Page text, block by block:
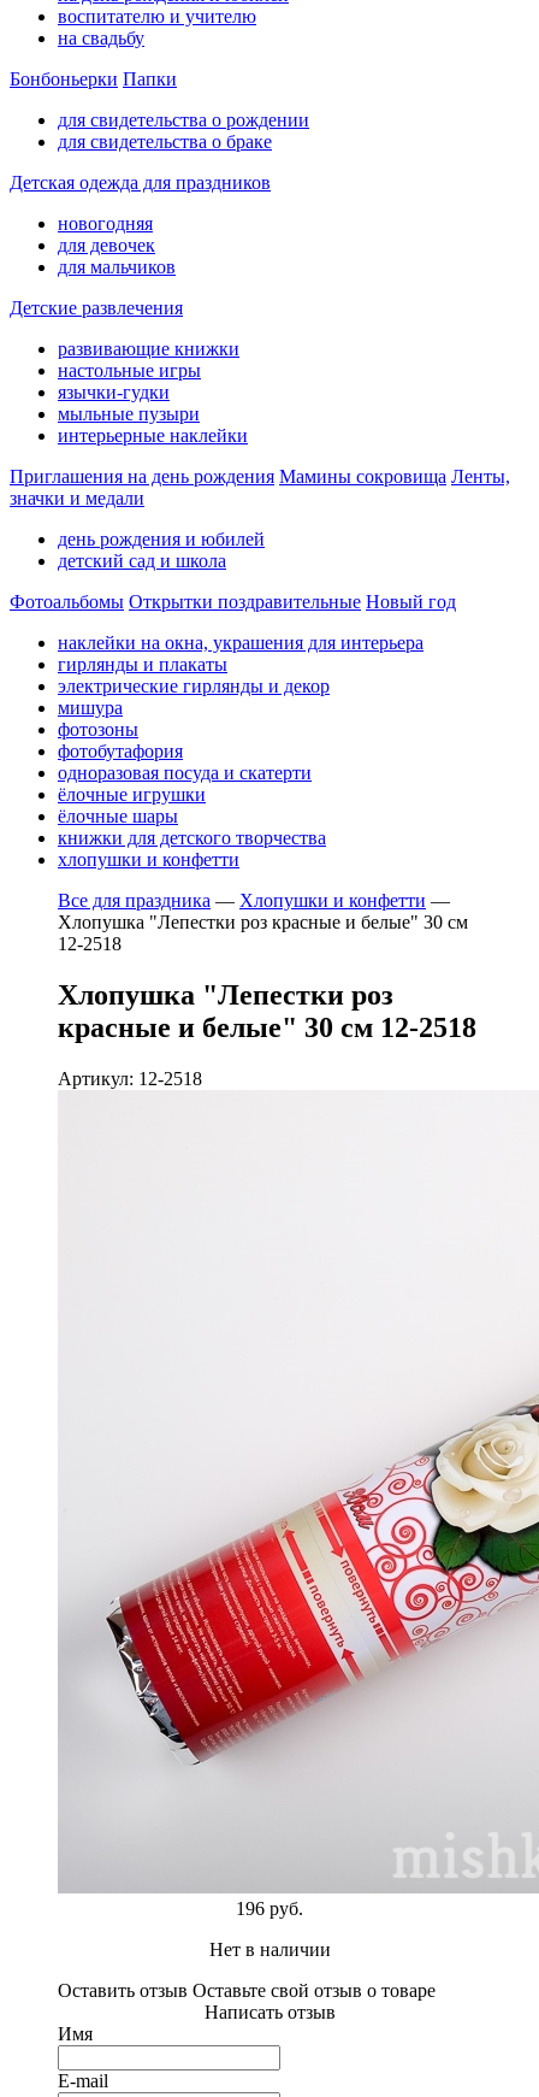
воспитателю и учителю
на свадьбу
Бонбоньерки Папки
для свидетельства о рождении
для свидетельства о браке
Детская одежда для праздников
новогодняя
для девочек
для мальчиков
Детские развлечения
развивающие книжки
настольные игры
язычки-гудки
мыльные пузыри
интерьерные наклейки
Приглашения на день рождения Мамины сокровища Ленты,
значки и медали
день рождения и юбилей
детский сад и школа
Фотоальбомы Открытки поздравительные Новый год
наклейки на окна, украшения для интерьера
гирлянды и плакаты
электрические гирлянды и декор
мишура
фотозоны
фотобутафория
одноразовая посуда и скатерти
ёлочные игрушки
ёлочные шары
книжки для детского творчества
хлопушки и конфетти
Все для праздника — Хлопушки и конфетти —
Хлопушка "Лепестки роз красные и белые" 30 см
12-2518
Хлопушка "Лепестки роз
красные и белые" 30 см 12-2518
Артикул: 12-2518
196 руб.
Нет в наличии
Оставить отзыв Оставьте свой отзыв о товаре
Написать отзыв
Имя
E-mail